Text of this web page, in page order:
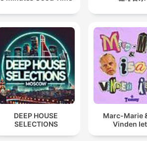
DEEP HOUSE
SELECTIONS
Marc-Marie
Vinden